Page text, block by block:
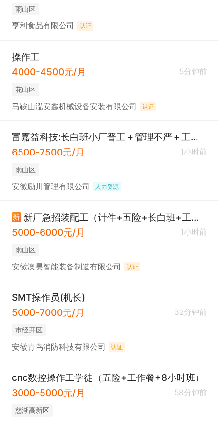
雨山区
亨利食品有限公司 认证
操作工
4000-4500元/月
5分钟前
花山区
马鞍山泓安鑫机械设备安装有限公司 认证
富嘉益科技:长白班小厂普工＋管理不严＋工作轻松手头活
6500-7500元/月
1小时前
雨山区
安徽励川管理有限公司 人力资源
新
新厂急招装配工（计件+五险+长白班+工作餐+有年假）
5000-6000元/月
1小时前
雨山区
安徽澳昊智能装备制造有限公司 认证
SMT操作员(机长)
5000-7000元/月
32分钟前
市经开区
安徽青鸟消防科技有限公司 认证
cnc数控操作工学徒（五险+工作餐+8小时班）
3000-5000元/月
58分钟前
慈湖高新区